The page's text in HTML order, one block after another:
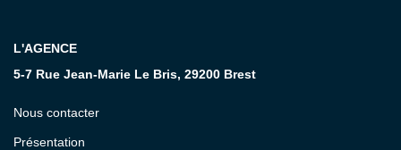
GERER
L'AGENCE
5-7 Rue Jean-Marie Le Bris, 29200 Brest
Nous contacter
Présentation